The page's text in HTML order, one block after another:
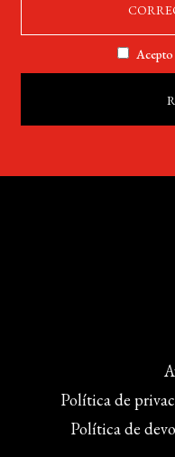
Política de
Política de